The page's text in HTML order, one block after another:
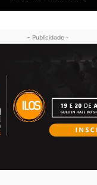
- Publicidade -